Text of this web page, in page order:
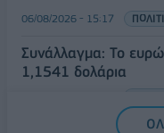
06/08/2026 - 15:17
Συνάλλαγμα: Το
1,1541 δολάρια